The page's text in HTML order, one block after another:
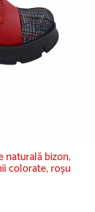
naturală bizon,
colorate, roșu